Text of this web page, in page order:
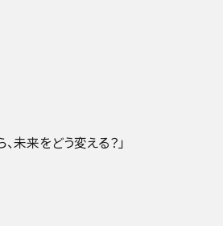
未来をどう変える？」